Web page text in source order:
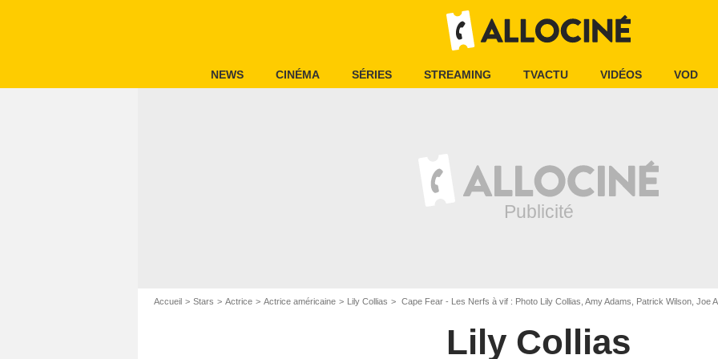
NEWS CINÉMA SÉRIES STREAMING TVACTU VIDÉOS VOD
Accueil Stars Actrice Actrice américaine Lily Collias Cape Fear - Les Nerfs à vif : Photo Lily Collias, Amy Adams, Patrick Wilson, Joe
Lily Collias